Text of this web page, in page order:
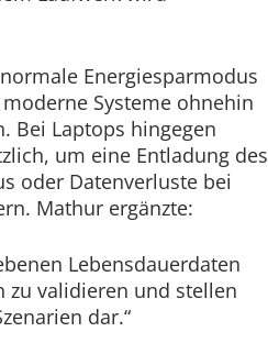
Energiesparmodus
Systeme ohnehin
Bei Laptops hingegen
um eine Entladung des
oder Datenverluste bei
Mathur ergänzte:
Lebensdauerdaten
zu validieren und stellen
dar.“